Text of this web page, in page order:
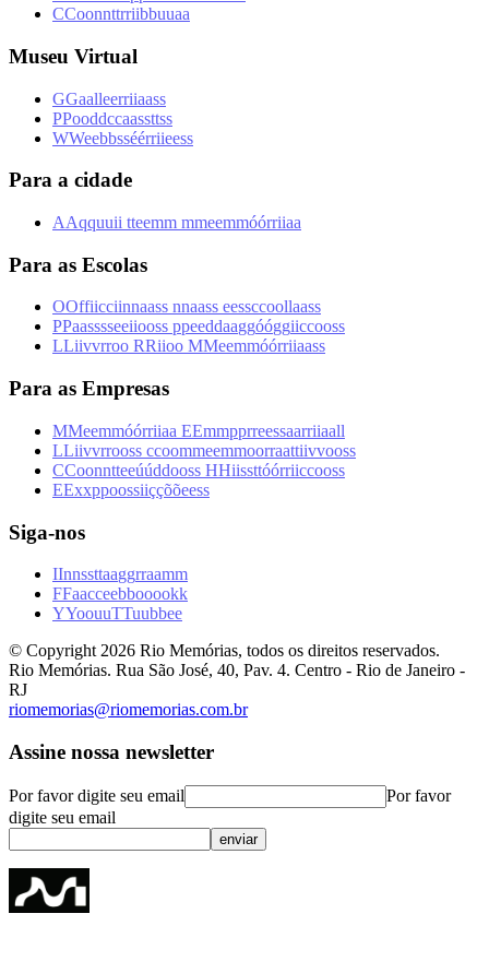
CCoonnttrriibbuuaa
Museu Virtual
GGaalleerriiaass
PPooddccaassttss
WWeebbsséérriieess
Para a cidade
AAqquuii tteemm mmeemmóórriiaa
Para as Escolas
OOffiicciinnaass nnaass eessccoollaass
PPaasssseeiiooss ppeeddaaggóóggiiccooss
LLiivvrroo RRiioo MMeemmóórriiaass
Para as Empresas
MMeemmóórriiaa EEmmpprreessaarriiaall
LLiivvrrooss ccoommeemmoorraattiivvooss
CCoonntteeúúddooss HHiissttóórriiccooss
EExxppoossiiççõõeess
Siga-nos
IInnssttaaggrraamm
FFaacceebbooookk
YYoouuTTuubbee
© Copyright 2026 Rio Memórias, todos os direitos reservados.
Rio Memórias. Rua São José, 40, Pav. 4. Centro - Rio de Janeiro -
RJ
riomemorias@riomemorias.com.br
Assine nossa newsletter
Por favor digite seu email
Por favor
digite seu email
enviar